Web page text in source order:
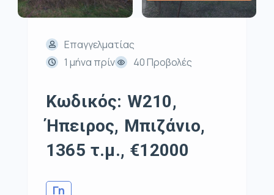
Επαγγελματίας
1 μήνα πρίν
40 Προβολές
Κωδικός: W210,
Ήπειρος, Μπιζάνιο,
1365 τ.μ., €12000
Γη